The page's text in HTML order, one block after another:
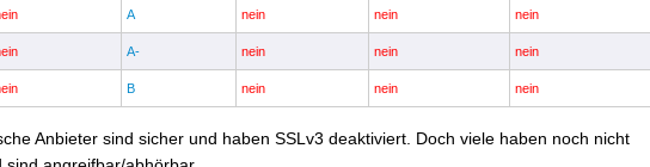
A nein nein nein
A- nein nein nein
B nein nein nein
Anbieter sind sicher und haben SSLv3 deaktiviert. Doch viele haben noch nicht